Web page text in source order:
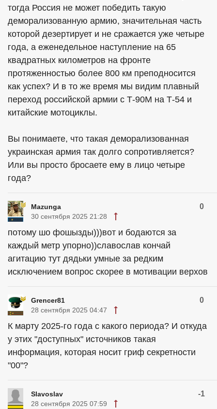
тогда Россия не может победить такую ​​
деморализованную армию, значительная часть
которой дезертирует и не сражается уже четыре
года, а еженедельное наступление на 65
квадратных километров на фронте
протяженностью более 800 км преподносится
как успех? И в то же время мы видим плавный
переход российской армии с Т-90М на Т-54 и
китайские мотоциклы.
Вы понимаете, что такая деморализованная
украинская армия так долго сопротивляется?
Или вы просто бросаете ему в лицо четыре
года?
Mazunga 0
30 сентября 2025 21:28
потому шо фошызды)))вот и бодаются за
каждый метр упорно))славослав кончай
агитацию тут дядьки умные за редким
исключением вопрос скорее в мотивации верхов
Grencer81 0
28 сентября 2025 04:47
К марту 2025-го года с какого периода? И откуда
у этих "доступных" источников такая
информация, которая носит гриф секретности
"00"?
Slavoslav -1
28 сентября 2025 07:59